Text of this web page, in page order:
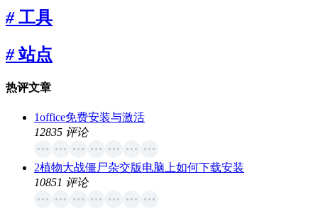
#工具
#站点
热评文章
1office免费安装与激活
12835 评论
2植物大战僵尸杂交版电脑上如何下载安装
10851 评论